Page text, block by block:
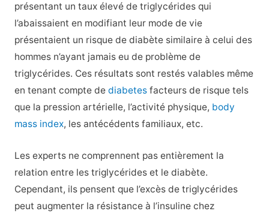
présentant un taux élevé de triglycérides qui
l’abaissaient en modifiant leur mode de vie
présentaient un risque de diabète similaire à celui des
hommes n’ayant jamais eu de problème de
triglycérides. Ces résultats sont restés valables même
en tenant compte de diabetesfacteurs de risque tels
que la pression artérielle, l’activité physique, body
mass index, les antécédents familiaux, etc.
Les experts ne comprennent pas entièrement la
relation entre les triglycérides et le diabète.
Cependant, ils pensent que l’excès de triglycérides
peut augmenter la résistance à l’insuline chez